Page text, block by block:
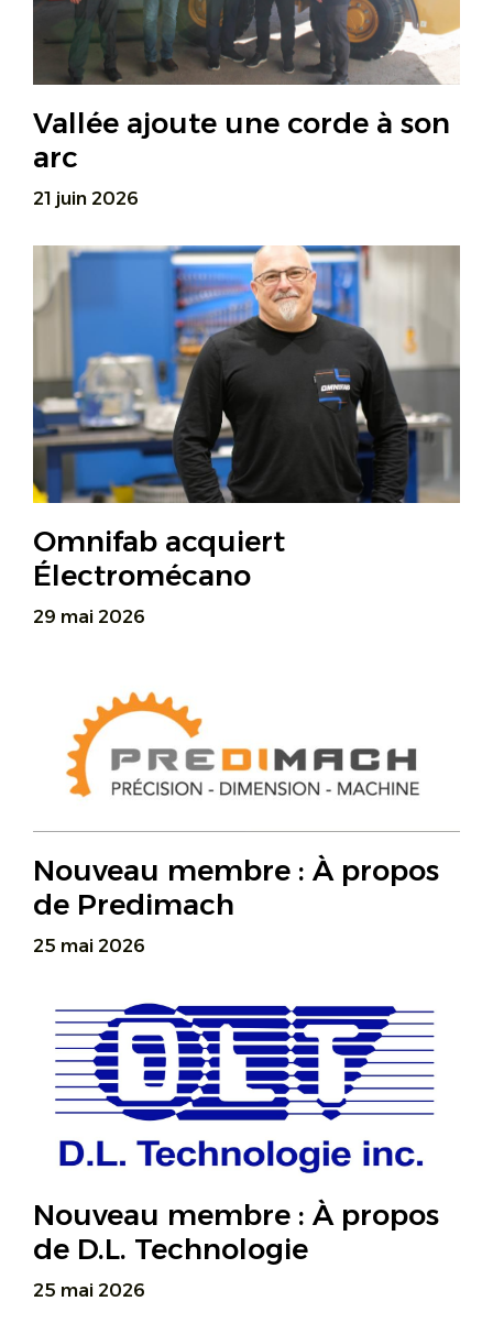
Vallée ajoute une corde à son
arc
21 juin 2026
Omnifab acquiert
Électromécano
29 mai 2026
Nouveau membre : À propos
de Predimach
25 mai 2026
Nouveau membre : À propos
de D.L. Technologie
25 mai 2026